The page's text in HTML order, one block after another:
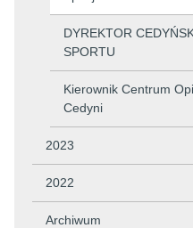
DYREKTOR
SPORTU
Kierownik Centrum
Cedyni
2023
2022
Archiwum